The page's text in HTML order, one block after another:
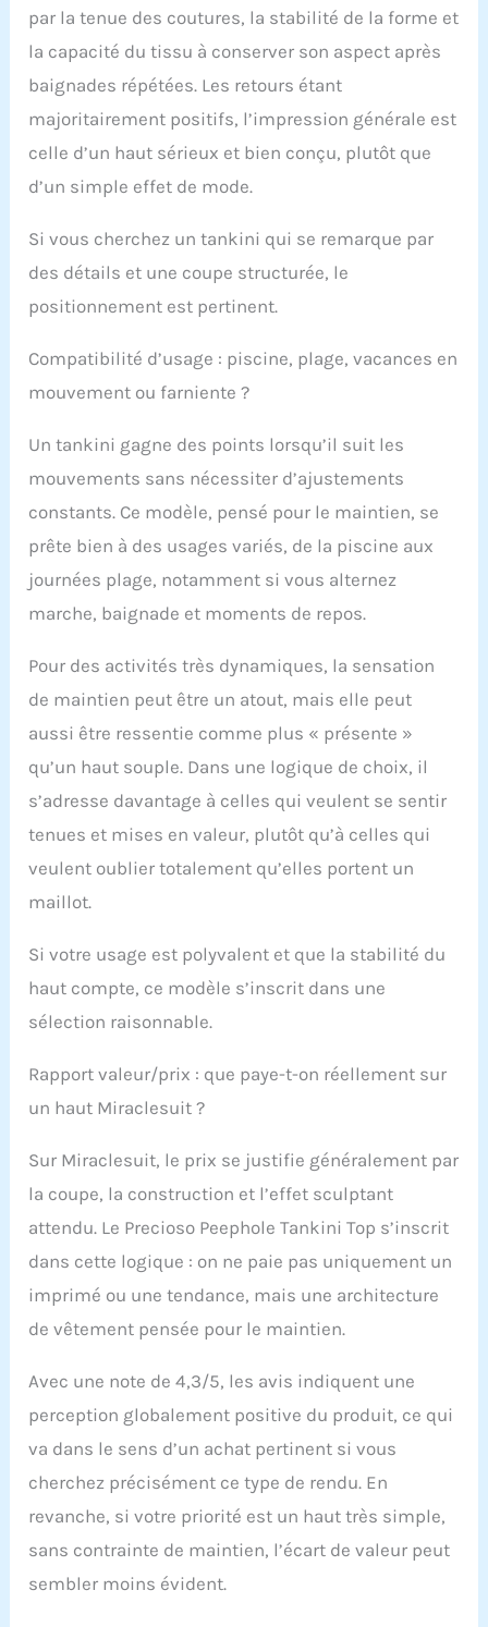
par la tenue des coutures, la stabilité de la forme et
la capacité du tissu à conserver son aspect après
baignades répétées. Les retours étant
majoritairement positifs, l’impression générale est
celle d’un haut sérieux et bien conçu, plutôt que
d’un simple effet de mode.
Si vous cherchez un tankini qui se remarque par
des détails et une coupe structurée, le
positionnement est pertinent.
Compatibilité d’usage : piscine, plage, vacances en
mouvement ou farniente ?
Un tankini gagne des points lorsqu’il suit les
mouvements sans nécessiter d’ajustements
constants. Ce modèle, pensé pour le maintien, se
prête bien à des usages variés, de la piscine aux
journées plage, notamment si vous alternez
marche, baignade et moments de repos.
Pour des activités très dynamiques, la sensation
de maintien peut être un atout, mais elle peut
aussi être ressentie comme plus « présente »
qu’un haut souple. Dans une logique de choix, il
s’adresse davantage à celles qui veulent se sentir
tenues et mises en valeur, plutôt qu’à celles qui
veulent oublier totalement qu’elles portent un
maillot.
Si votre usage est polyvalent et que la stabilité du
haut compte, ce modèle s’inscrit dans une
sélection raisonnable.
Rapport valeur/prix : que paye-t-on réellement sur
un haut Miraclesuit ?
Sur Miraclesuit, le prix se justifie généralement par
la coupe, la construction et l’effet sculptant
attendu. Le Precioso Peephole Tankini Top s’inscrit
dans cette logique : on ne paie pas uniquement un
imprimé ou une tendance, mais une architecture
de vêtement pensée pour le maintien.
Avec une note de 4,3/5, les avis indiquent une
perception globalement positive du produit, ce qui
va dans le sens d’un achat pertinent si vous
cherchez précisément ce type de rendu. En
revanche, si votre priorité est un haut très simple,
sans contrainte de maintien, l’écart de valeur peut
sembler moins évident.